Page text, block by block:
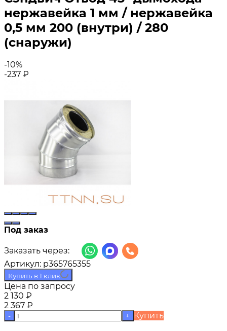
нержавейка 1 мм / нержавейка
0,5 мм 200 (внутри) / 280
(снаружи)
-10%
-237 ₽
Под заказ
Заказать через:
Артикул: p365765355
Купить в 1 клик
Цена по запросу
2 130 ₽
2 367 ₽
- +
Купить